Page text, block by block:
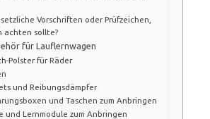
Vorschriften oder Prüfzeichen,
achten sollte?
für Lauflernwagen
Polster für Räder
und Reibungsdämpfer
und Taschen zum Anbringen
und Lernmodule zum Anbringen